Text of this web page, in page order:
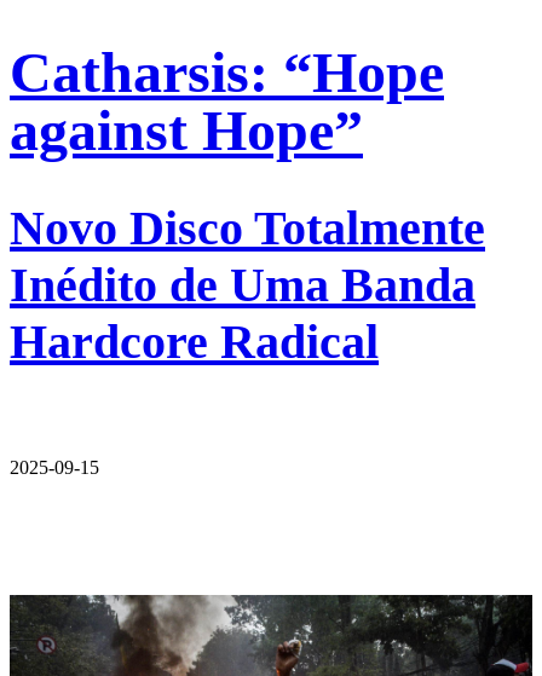
Catharsis: “Hope
against Hope”
Novo Disco Totalmente
Inédito de Uma Banda
Hardcore Radical
2025-09-15